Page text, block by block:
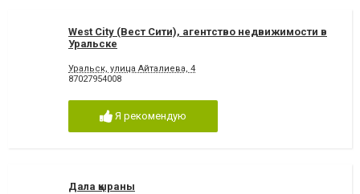
West City (Вест Сити), агентство недвижимости в
Уральске
Уральск, улица Айталиева, 4
87027954008
Я рекомендую
Дала қыраны